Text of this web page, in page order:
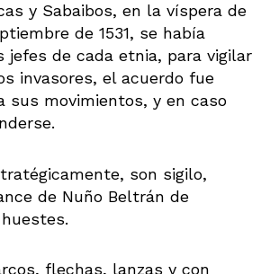
y Sabaibos, en la víspera de
de 1531, se había
jefes de cada etnia, para vigilar
invasores, el acuerdo fue
sus movimientos, y en caso
son sigilo,
de Nuño Beltrán de
flechas, lanzas y con